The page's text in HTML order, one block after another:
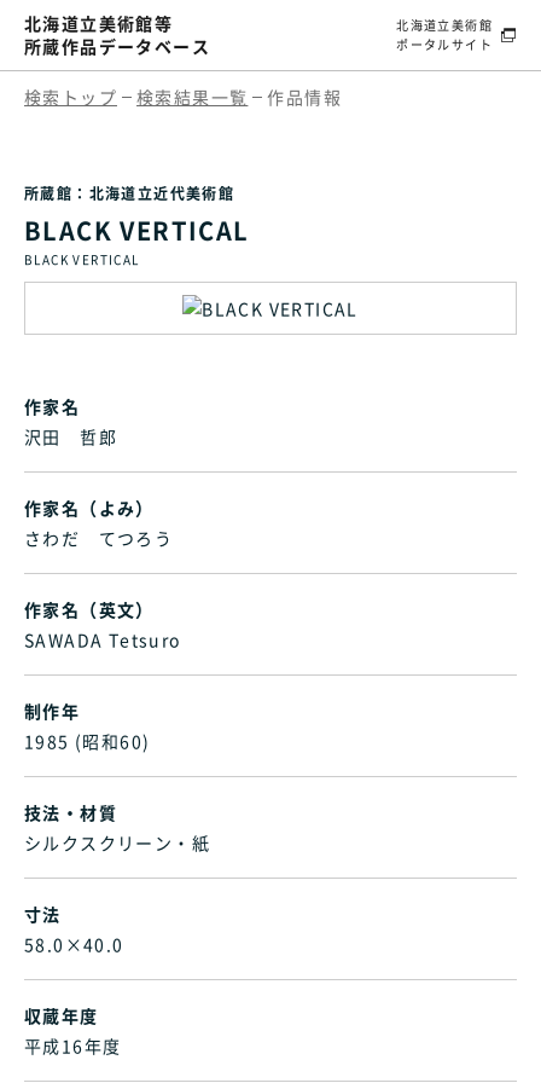
北海道立美術館等
所蔵作品データベース
北海道立美術館
ポータルサイト
検索トップ 検索結果一覧 作品情報
所蔵館：北海道立近代美術館
BLACK VERTICAL
BLACK VERTICAL
作家名
沢田 哲郎
作家名（よみ）
さわだ てつろう
作家名（英文）
SAWADA Tetsuro
制作年
1985 (昭和60)
技法・材質
シルクスクリーン・紙
寸法
58.0×40.0
収蔵年度
平成16年度